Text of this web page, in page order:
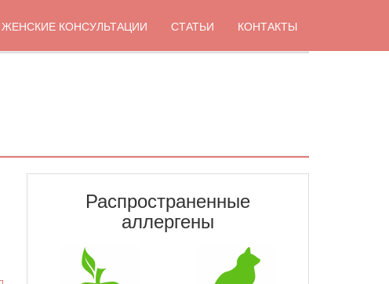
ЖЕНСКИЕ КОНСУЛЬТАЦИИ СТАТЬИ КОНТАКТЫ
Распространенные
аллергены